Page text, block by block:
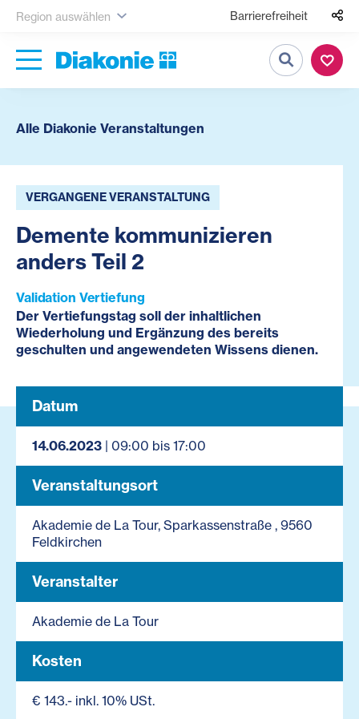
Region auswählen Barrierefreiheit
Suche
Alle Diakonie Veranstaltungen
VERGANGENE VERANSTALTUNG
Demente kommunizieren
anders Teil 2
Validation Vertiefung
Der Vertiefungstag soll der inhaltlichen
Wiederholung und Ergänzung des bereits
geschulten und angewendeten Wissens dienen.
Datum
14.06.2023 | 09:00 bis 17:00
Veranstaltungsort
Akademie de La Tour, Sparkassenstraße , 9560
Feldkirchen
Veranstalter
Akademie de La Tour
Kosten
€ 143.- inkl. 10% USt.